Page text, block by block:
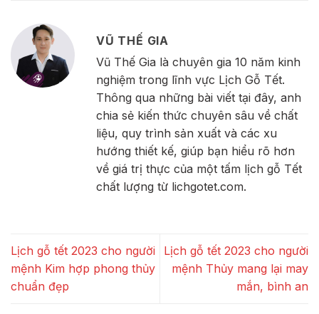
VŨ THẾ GIA
Vũ Thế Gia là chuyên gia 10 năm kinh
nghiệm trong lĩnh vực Lịch Gỗ Tết.
Thông qua những bài viết tại đây, anh
chia sẻ kiến thức chuyên sâu về chất
liệu, quy trình sản xuất và các xu
hướng thiết kế, giúp bạn hiểu rõ hơn
về giá trị thực của một tấm lịch gỗ Tết
chất lượng từ lichgotet.com.
Lịch gỗ tết 2023 cho người
mệnh Kim hợp phong thủy
chuẩn đẹp
Lịch gỗ tết 2023 cho người
mệnh Thủy mang lại may
mắn, bình an